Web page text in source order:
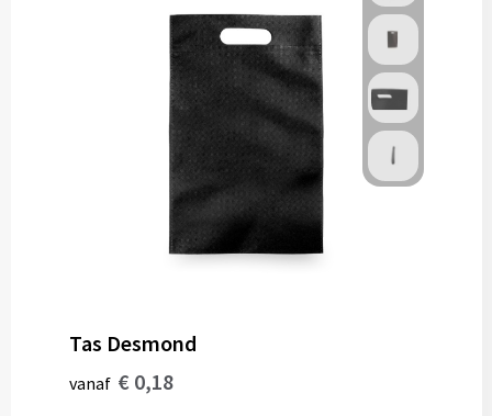
Tas Desmond
vanaf € 0,18